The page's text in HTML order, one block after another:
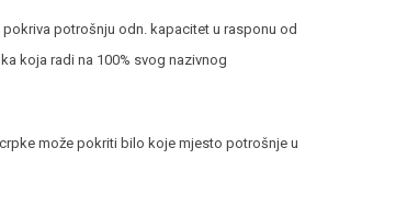
potrošnju odn. kapacitet u rasponu od
koja radi na 100% svog nazivnog
može pokriti bilo koje mjesto potrošnje u